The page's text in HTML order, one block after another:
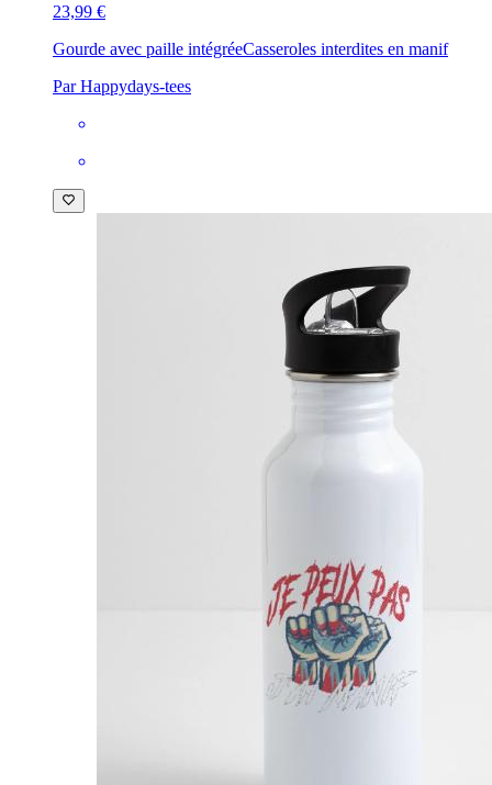
23,99 €
Gourde avec paille intégréeCasseroles interdites en manif
Par Happydays-tees